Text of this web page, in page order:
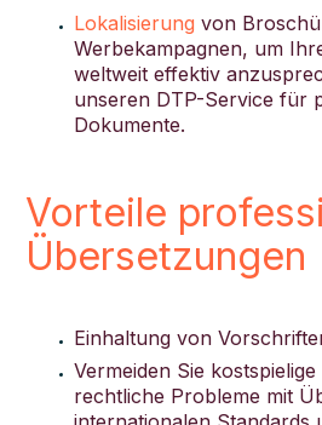
Lokalisierung von
Werbekampagnen, um
weltweit effektiv
unseren DTP-Service für
Dokumente.
Vorteile
Übersetzungen
Einhaltung von
Vermeiden Sie
rechtliche Probleme mit